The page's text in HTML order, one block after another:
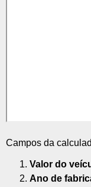
Campos da
Valor do
Ano de